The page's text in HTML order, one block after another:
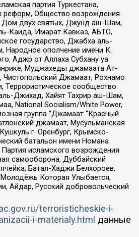
партия Туркестана,
реформ, Общество возрождения
Дом двух святых, Джунд аш-Шам,
Каида, Имарат Кавказ, АБТО,
государство, Джабха аль-
Народное ополчение имени К.
Аджр от Аллаха Субхану уа
Муджахеды джамаата Ат-
Джамаат, Рохнамо
Террористическое сообщество
Джихад, Хайят Тахрир аш-Шам,
National Socialism/White Power,
группа “Джамаат “Красный
джамаат, Мусульманская
г. Оренбург, Крымско-
батальон имени Номана
исламского возрождения
самооборона, Дуббайский
Батал-Хаджи Белхороев,
Которая Улыбается,
Айдар, Русский добровольческий
terroristicheskie-i-
i-materialy.html данные